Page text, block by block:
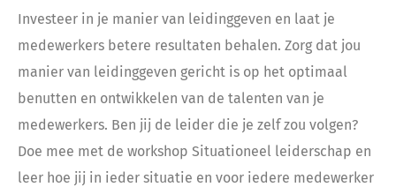
Investeer in je manier van leidinggeven en laat je
medewerkers betere resultaten behalen. Zorg dat jou
manier van leidinggeven gericht is op het optimaal
benutten en ontwikkelen van de talenten van je
medewerkers. Ben jij de leider die je zelf zou volgen?
Doe mee met de workshop Situationeel leiderschap en
leer hoe jij in ieder situatie en voor iedere medewerker